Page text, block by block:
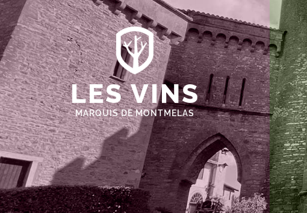
LES VINS
MARQUIS DE MONTMELAS